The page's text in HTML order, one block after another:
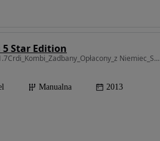
5 Star Edition
1685 cm3 • 136 KM • _Alu_Klima_Led_1.7Crdi_Kombi_Zadbany_Opłacony_z Niemiec_Serwis_
Manualna 2013